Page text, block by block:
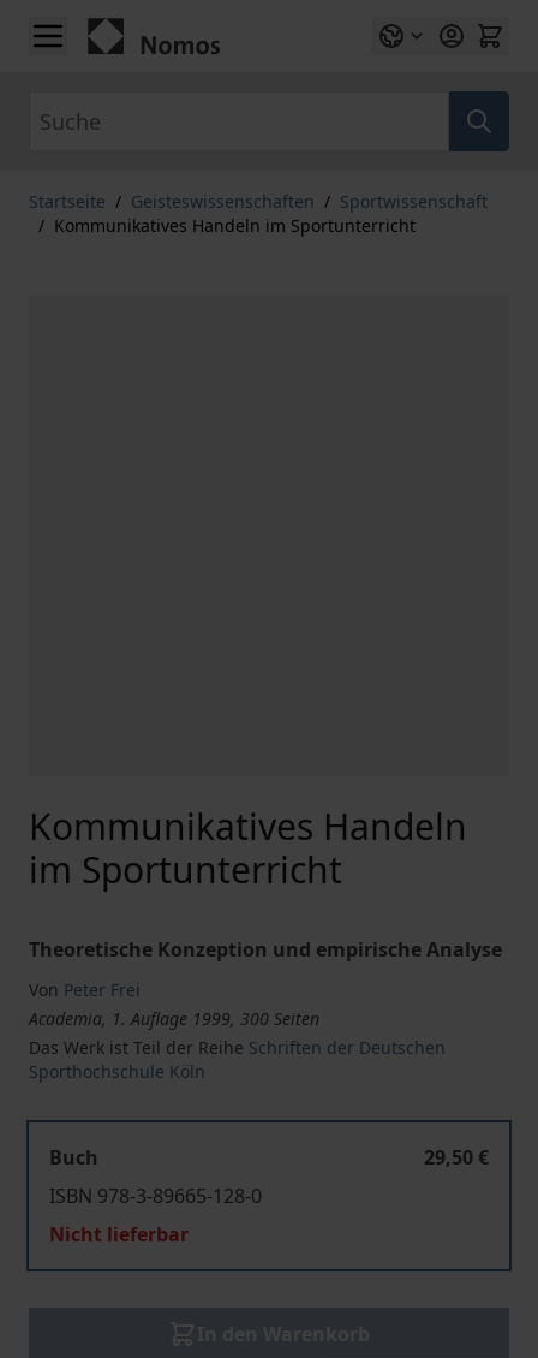
Zum Inhalt springen
Startseite / Geisteswissenschaften / Sportwissenschaft
/ Kommunikatives Handeln im Sportunterricht
Kommunikatives Handeln
im Sportunterricht
Theoretische Konzeption und empirische Analyse
Von Peter Frei
Academia, 1. Auflage 1999, 300 Seiten
Das Werk ist Teil der Reihe Schriften der Deutschen
Sporthochschule Köln
Buch
29,50 €
ISBN 978-3-89665-128-0
Nicht lieferbar